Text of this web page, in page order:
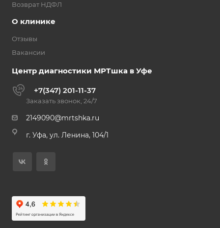
Возврат НДФЛ
О клинике
Отзывы
Вакансии
Центр диагностики МРТшка в Уфе
+7(347) 201-11-37
Заказать звонок, 24/7
2149090@mrtshka.ru
г. Уфа, ул. Ленина, 104/1